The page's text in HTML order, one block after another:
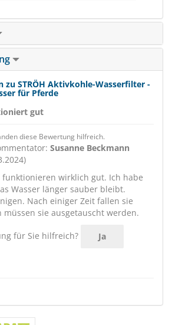
zu STRÖH Aktivkohle-Wasserfilter -
für Pferde
gut
diese Bewertung hilfreich.
Susanne Beckmann
funktionieren wirklich gut. Ich habe
Wasser länger sauber bleibt.
Nach einiger Zeit fallen sie
sie ausgetauscht werden.
für Sie hilfreich? Ja